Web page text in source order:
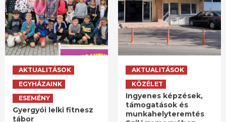
AKTUALITÁSOK
EGYHÁZAINK
ESEMÉNY
Gyergyói lelki fitnesz
tábor
AKTUALITÁSOK
KÖZÉLET
Ingyenes képzések,
támogatások és
munkahelyteremtés